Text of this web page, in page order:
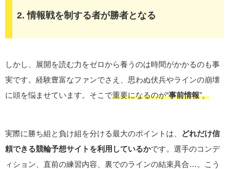
2. 情報戦を制する者が勝者となる
しかし、展開を読む力をゼロから養うのは時間がかかるのも事
実です。経験豊富なファンでさえ、思わぬ伏兵やラインの崩壊
に頭を悩ませています。そこで重要になるのが“事前情報”。
実際に勝ち組と負け組を分ける最大のポイントは、
どれだけ信
頼できる競輪予想サイト を利用しているかです。選手のコンデ
ィション、直前の練習内容、裏でのラインの結束具合…。こう